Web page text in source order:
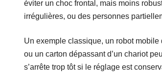
éviter un choc frontal, mais moins
irrégulières, ou des personnes
Un exemple classique, un robot mobile
ou un carton dépassant d’un chariot
s’arrête trop tôt si le réglage est